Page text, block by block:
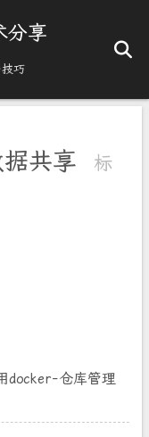
分享
巧
共享
标
docker-仓库管理